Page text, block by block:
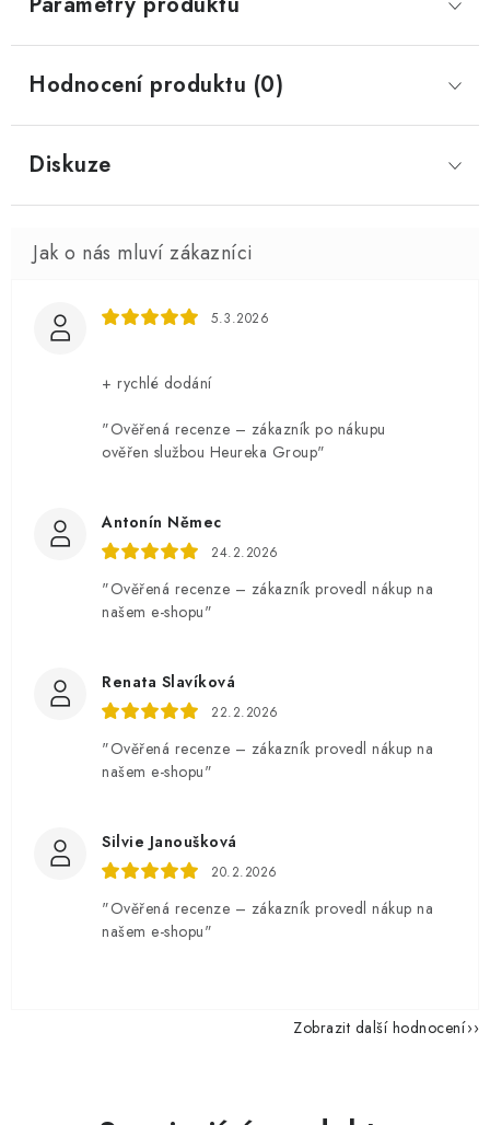
Hodnocení produktu (0)
Diskuze
5.3.2026
+ rychlé dodání
"Ověřená recenze – zákazník po nákupu
ověřen službou Heureka Group"
Antonín Němec
24.2.2026
"Ověřená recenze – zákazník provedl nákup na
našem e-shopu"
Renata Slavíková
22.2.2026
"Ověřená recenze – zákazník provedl nákup na
našem e-shopu"
Silvie Janoušková
20.2.2026
"Ověřená recenze – zákazník provedl nákup na
našem e-shopu"
Zobrazit další hodnocení